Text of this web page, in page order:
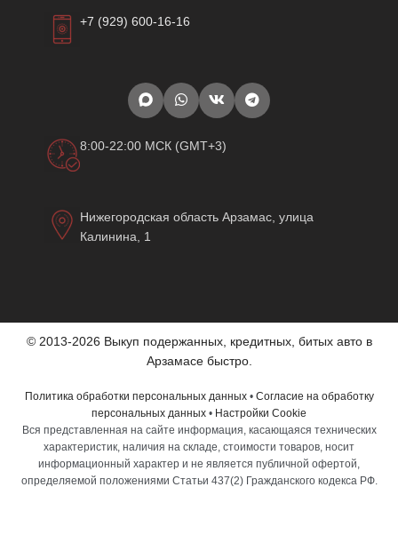
+7 (929) 600-16-16
8:00-22:00 МСК (GMT+3)
Нижегородская область Арзамас, улица
Калинина, 1
© 2013-2026 Выкуп подержанных, кредитных, битых авто в
Арзамасе быстро.
Политика обработки персональных данных• Согласие на обработку
персональных данных • Настройки Cookie
Вся представленная на сайте информация, касающаяся технических
характеристик, наличия на складе, стоимости товаров, носит
информационный характер и не является публичной офертой,
определяемой положениями Статьи 437(2) Гражданского кодекса РФ.